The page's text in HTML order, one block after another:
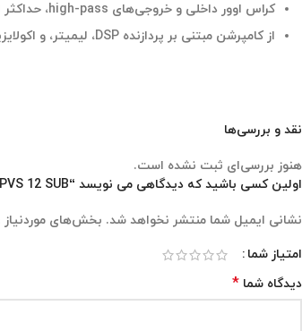
کراس اوور داخلی و خروجی‌های high-pass، حداکثر انعطاف‌پذیری را در کاربردهای متنوع ارائه می‌دهند
از کامپرشن مبتنی بر پردازنده DSP، لیمیتر، و اکولایزیشن بهره می‌برد
نقد و بررسی‌ها
هنوز بررسی‌ای ثبت نشده است.
اولین کسی باشید که دیدگاهی می نویسد “Peavey PVS 12 SUB”
نشانی ایمیل شما منتشر نخواهد شد. بخش‌های موردنیاز
امتیاز شما
دیدگاه شما *